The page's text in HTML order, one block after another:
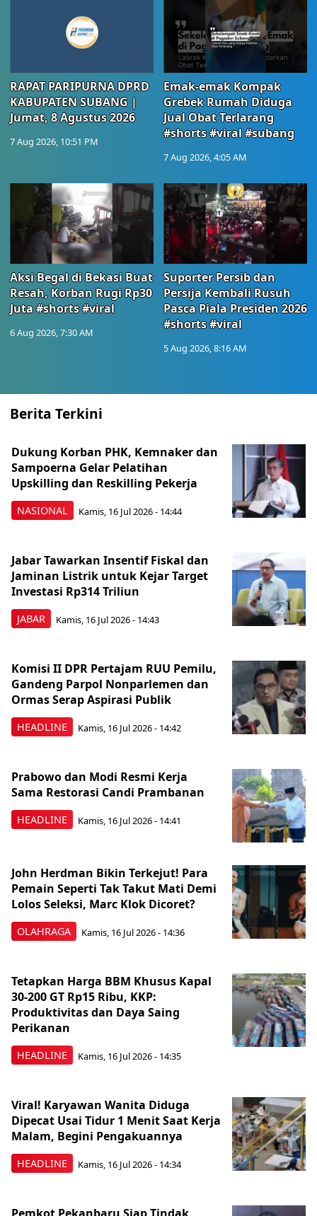
RAPAT PARIPURNA DPRD
KABUPATEN SUBANG |
Jumat, 8 Agustus 2026
7 Aug 2026, 10:51 PM
Emak-emak Kompak
Grebek Rumah Diduga
Jual Obat Terlarang
#shorts #viral #subang
7 Aug 2026, 4:05 AM
Aksi Begal di Bekasi Buat
Resah, Korban Rugi Rp30
Juta #shorts #viral
6 Aug 2026, 7:30 AM
Suporter Persib dan
Persija Kembali Rusuh
Pasca Piala Presiden 2026
#shorts #viral
5 Aug 2026, 8:16 AM
Berita Terkini
NASIONAL
Dukung Korban PHK, Kemnaker dan
Sampoerna Gelar Pelatihan
Upskilling dan Reskilling Pekerja
Kamis, 16 Jul 2026 - 14:44
JABAR
Jabar Tawarkan Insentif Fiskal dan
Jaminan Listrik untuk Kejar Target
Investasi Rp314 Triliun
Kamis, 16 Jul 2026 - 14:43
HEADLINE
Komisi II DPR Pertajam RUU Pemilu,
Gandeng Parpol Nonparlemen dan
Ormas Serap Aspirasi Publik
Kamis, 16 Jul 2026 - 14:42
HEADLINE
Prabowo dan Modi Resmi Kerja
Sama Restorasi Candi Prambanan
Kamis, 16 Jul 2026 - 14:41
OLAHRAGA
John Herdman Bikin Terkejut! Para
Pemain Seperti Tak Takut Mati Demi
Lolos Seleksi, Marc Klok Dicoret?
Kamis, 16 Jul 2026 - 14:36
HEADLINE
Tetapkan Harga BBM Khusus Kapal
30-200 GT Rp15 Ribu, KKP:
Produktivitas dan Daya Saing
Perikanan
Kamis, 16 Jul 2026 - 14:35
HEADLINE
Viral! Karyawan Wanita Diduga
Dipecat Usai Tidur 1 Menit Saat Kerja
Malam, Begini Pengakuannya
Kamis, 16 Jul 2026 - 14:34